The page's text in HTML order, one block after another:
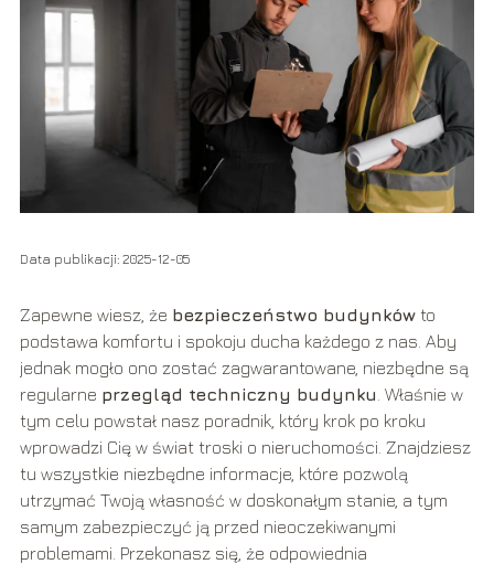
Data publikacji: 2025-12-05
Zapewne wiesz, że bezpieczeństwo budynkówto
podstawa komfortu i spokoju ducha każdego z nas. Aby
jednak mogło ono zostać zagwarantowane, niezbędne są
regularne przegląd techniczny budynku . Właśnie w
tym celu powstał nasz poradnik, który krok po kroku
wprowadzi Cię w świat troski o nieruchomości. Znajdziesz
tu wszystkie niezbędne informacje, które pozwolą
utrzymać Twoją własność w doskonałym stanie, a tym
samym zabezpieczyć ją przed nieoczekiwanymi
problemami. Przekonasz się, że odpowiednia